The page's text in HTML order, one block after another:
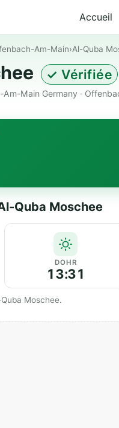
Accueil
Am-Main›Al-Quba
✓ Vérifiée
Main Germany ·
Quba Moschee
DOHR
13:31
Moschee.